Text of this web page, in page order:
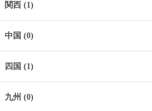
関西 (1)
中国 (0)
四国 (1)
九州 (0)